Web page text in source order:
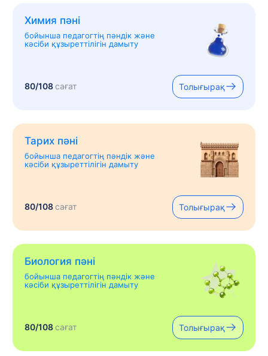
Химия пәні
бойынша педагогтің пәндік және
кәсіби құзыреттілігін дамыту
80/108сағат Толығырақ
Тарих пәні
бойынша педагогтің пәндік және
кәсіби құзыреттілігін дамыту
80/108сағат Толығырақ
Биология пәні
бойынша педагогтің пәндік және
кәсіби құзыреттілігін дамыту
80/108сағат Толығырақ